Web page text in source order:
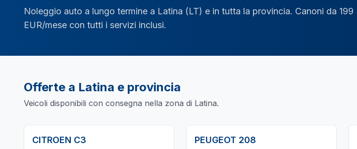
Noleggio auto a lungo termine a Latina (LT) e in tutta la provincia. Canoni da 199
EUR/mese con tutti i servizi inclusi.
Offerte a Latina e provincia
Veicoli disponibili con consegna nella zona di Latina.
CITROEN C3 PEUGEOT 208